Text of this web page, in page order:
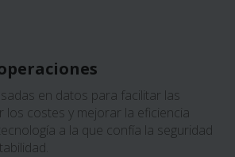
en datos para facilitar las
los costes y mejorar la eficiencia
a la que confía la seguridad